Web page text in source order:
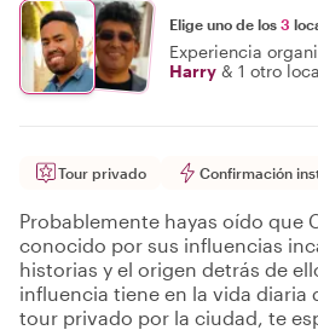
Elige uno de los 3
Experiencia
Harry & 1 otro
Tour privado Confirmación
Probablemente hayas oído que
conocido por sus influencias
historias y el origen detrás de
influencia tiene en la vida diaria
tour privado por la ciudad, te